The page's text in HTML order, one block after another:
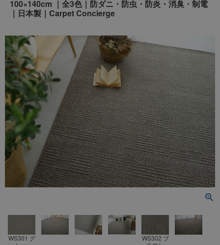
詳しくはこちら
100×140cm ｜全3色｜防ダニ・防虫・防炎・消臭・制電
｜日本製｜Carpet Concierge
WS301 グ
WS302 ブ